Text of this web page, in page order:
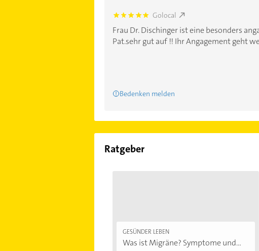
5.0 Golocal
Frau Dr. Dischinger ist eine besonders
Pat.sehr gut auf !! Ihr Angagement geht
Bedenken melden
Ratgeber
GESÜNDER LEBEN
Was ist Migräne? Symptome und...